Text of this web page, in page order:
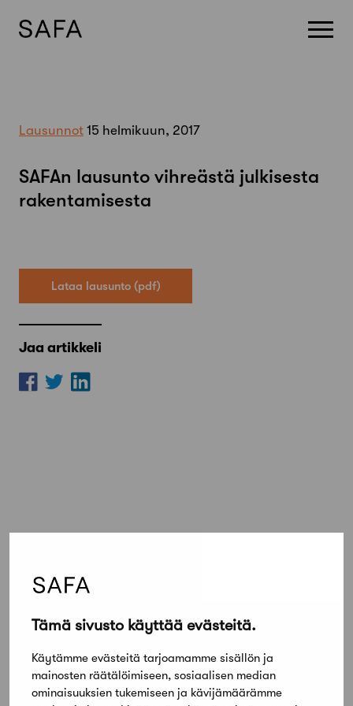
Tämä sivusto käyttää evästeitä.
Käytämme evästeitä tarjoamamme sisällön ja
mainosten räätälöimiseen, sosiaalisen median
ominaisuuksien tukemiseen ja kävijämäärämme
Lausunnot 15 helmikuun, 2017
SAFAn lausunto vihreästä julkisesta
rakentamisesta
Lataa lausunto
Jaa artikkeli
Lue lisää
Työnhakijat
Architect looking for a job
Uutiset